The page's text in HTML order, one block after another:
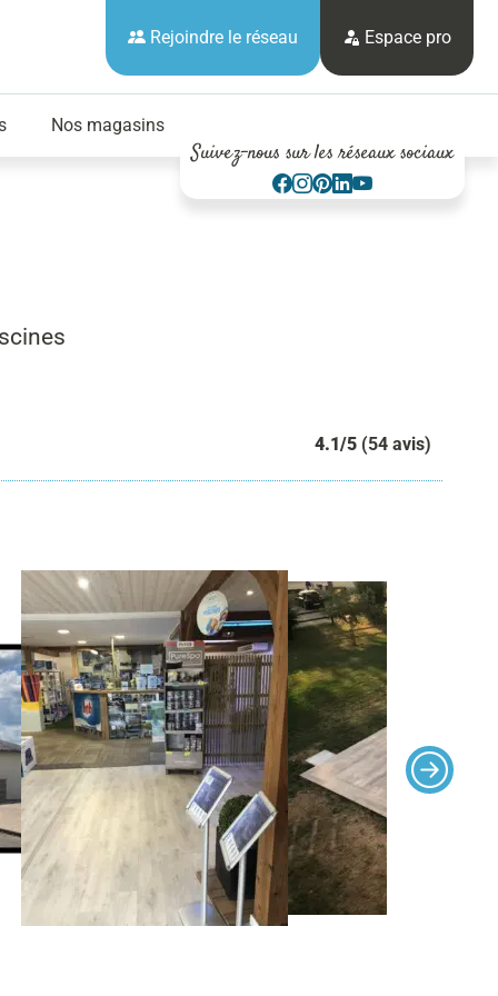
Rejoindre le réseau Espace pro
Nos magasins
Suivez-nous sur les réseaux sociaux
4.1/5 (54 avis)